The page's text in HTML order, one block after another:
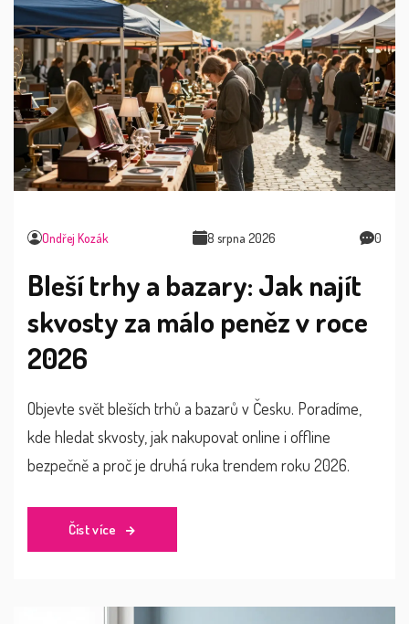
Ondřej Kozák 8 srpna 2026 0
Bleší trhy a bazary: Jak najít
skvosty za málo peněz v roce
2026
Objevte svět bleších trhů a bazarů v Česku. Poradíme,
kde hledat skvosty, jak nakupovat online i offline
bezpečně a proč je druhá ruka trendem roku 2026.
Číst více